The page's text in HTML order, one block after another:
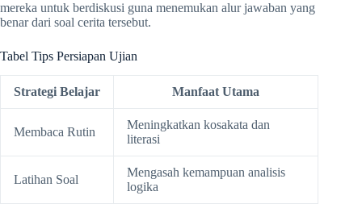
mereka untuk berdiskusi guna menemukan alur jawaban yang
benar dari soal cerita tersebut.
Tabel Tips Persiapan Ujian
Strategi Belajar Manfaat Utama
Membaca Rutin
Meningkatkan kosakata dan
literasi
Latihan Soal
Mengasah kemampuan analisis
logika